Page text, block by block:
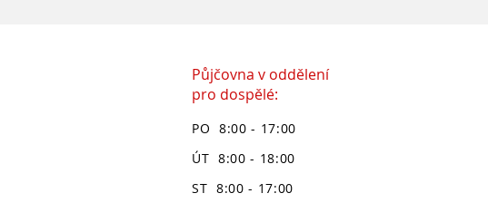
Půjčovna v oddělení
pro dospělé:
PO 8:00 - 17:00
ÚT 8:00 - 18:00
ST 8:00 - 17:00